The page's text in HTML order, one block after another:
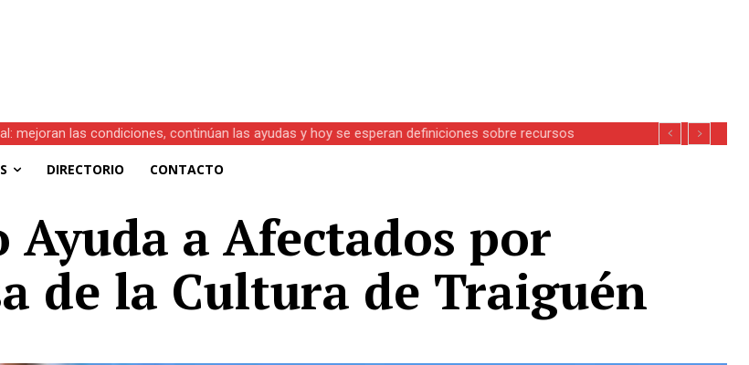
mejoran las condiciones, continúan las ayudas y hoy se esperan definiciones sobre recursos
DIRECTORIO CONTACTO
a Afectados por
de la Cultura de Traiguén